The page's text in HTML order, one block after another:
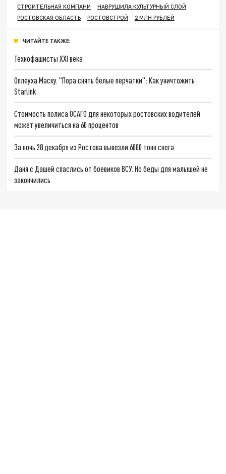
СТРОИТЕЛЬНАЯ КОМПАНИ
НАВРУШИЛА КУЛЬТУРНЫЙ СЛОЙ
РОСТОВСКАЯ ОБЛАСТЬ
РОСТОВСТРОЙ 2 МЛН РУБЛЕЙ
ЧИТАЙТЕ ТАКЖЕ:
Технофашисты XXI века
Оплеуха Маску. "Пора снять белые перчатки": Как уничтожить
Starlink
Стоимость полиса ОСАГО для некоторых ростовских водителей
может увеличиться на 60 процентов
За ночь 28 декабря из Ростова вывезли 6000 тонн снега
Даня с Дашей спаслись от боевиков ВСУ. Но беды для малышей не
закончились